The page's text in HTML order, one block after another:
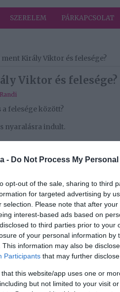
- Do Not Process My
opt-out of the sale, sharing to third
for targeted advertising by
selection. Please note that after
interest-based ads based on
to third parties prior to
of your personal information by
This information may also be
Participants that may further
that this website/app uses one or
but not limited to your visit
SZERELEM PÁRKAPCSOLAT
Király Viktor és felesége?
Viktor és felesége?
Randi
felesége között?
nyaralásra indult.
Király Viktor a közeljövőben
Anitától, akivel már közel
hiába próbálták megmenteni a
rajta, milyen kemény időszakon
már látja a fényt az alagút
a kisfiúkat, Kolent egymást
viszont gyanús
Anita egy igencsak dögös
három tűz emojit írt volt
természetesen egyből
nem is akármilyenek,